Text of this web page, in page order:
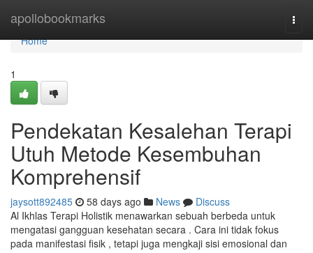
apollobookmarks
Home
Home
1
Pendekatan Kesalehan Terapi
Utuh Metode Kesembuhan
Komprehensif
jaysott892485 58 days ago News
Discuss
Al Ikhlas Terapi Holistik menawarkan sebuah berbeda untuk
mengatasi gangguan kesehatan secara . Cara ini tidak fokus
pada manifestasi fisik , tetapi juga mengkaji sisi emosional dan